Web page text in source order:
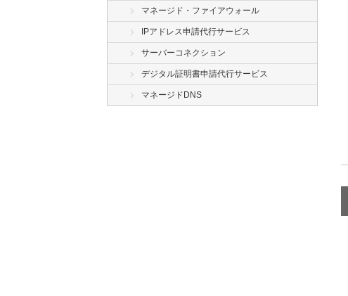
マネージド・ファイアウォール
IPアドレス申請代行サービス
サーバーコネクション
デジタル証明書申請代行サービス
マネージドDNS